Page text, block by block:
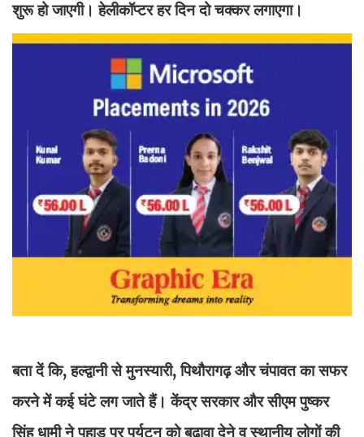
शुरू हो जाएगी। हेलीकॉप्टर हर दिन दो चक्कर लगाएगा।
बता दें कि, हल्द्वानी से मुनस्यारी, पिथौरागढ़ और चंपावत का सफर
करने में कई घंटे लग जाते हैं। केंद्र सरकार और सीएम पुष्कर
सिंह धामी ने पहाड़ पर पर्यटन को बढ़ावा देने व स्थानीय लोगों की